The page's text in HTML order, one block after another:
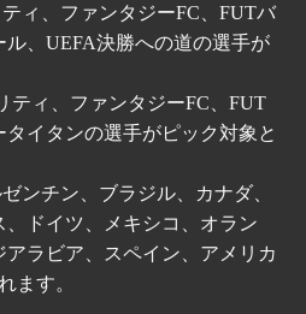
ィ、ファンタジーFC、FUTバ
、UEFA決勝への道の選手が
ティ、ファンタジーFC、FUT
イタンの選手がピック対象と
ンチン、ブラジル、カナダ、
ドイツ、メキシコ、オラン
ラビア、スペイン、アメリカ
ます。